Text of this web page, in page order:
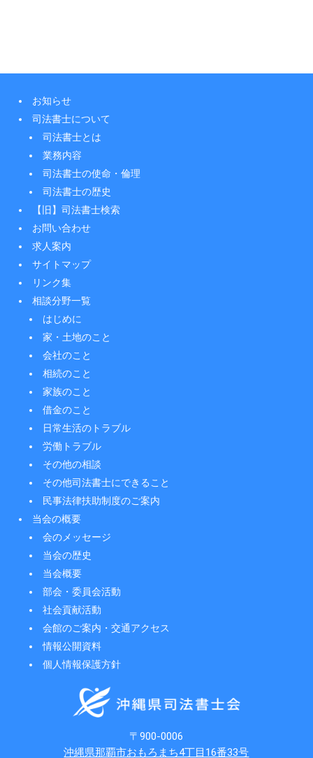
お知らせ
司法書士について
司法書士とは
業務内容
司法書士の使命・倫理
司法書士の歴史
【旧】司法書士検索
お問い合わせ
求人案内
サイトマップ
リンク集
相談分野一覧
はじめに
家・土地のこと
会社のこと
相続のこと
家族のこと
借金のこと
日常生活のトラブル
労働トラブル
その他の相談
その他司法書士にできること
民事法律扶助制度のご案内
当会の概要
会のメッセージ
当会の歴史
当会概要
部会・委員会活動
社会貢献活動
会館のご案内・交通アクセス
情報公開資料
個人情報保護方針
〒900-0006
沖縄県那覇市おもろまち4丁目16番33号